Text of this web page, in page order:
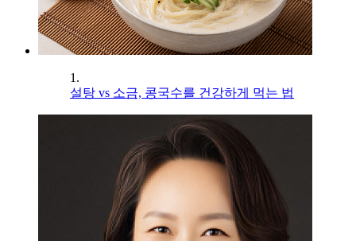
1.
설탕 vs 소금, 콩국수를 건강하게 먹는 법